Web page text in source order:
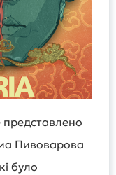
Пивоварова
було